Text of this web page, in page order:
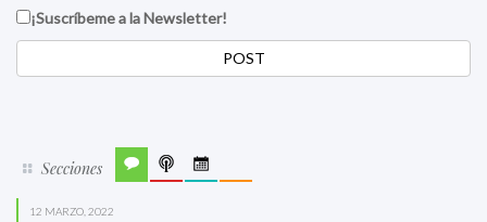
¡Suscríbeme a la Newsletter!
Secciones
12 MARZO, 2022